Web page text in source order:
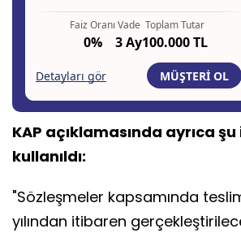
KAP açıklamasında ayrıca
kullanıldı:
"Sözleşmeler kapsamında
yılından itibaren